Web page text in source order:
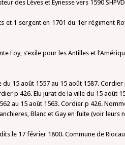
des Lèves et Eynesse vers 1590
et 1 sergent en 1701 du 1er régiment
Foy, s’exile pour les Antilles et
du 15 août 1557 au 15 août 1587.
p 426. Elu jurat de la ville du 15 août
au 15 août 1563. Cordier p 426.
Blanc et Gay en fuite (voir leurs
le 17 février 1800. Commune de